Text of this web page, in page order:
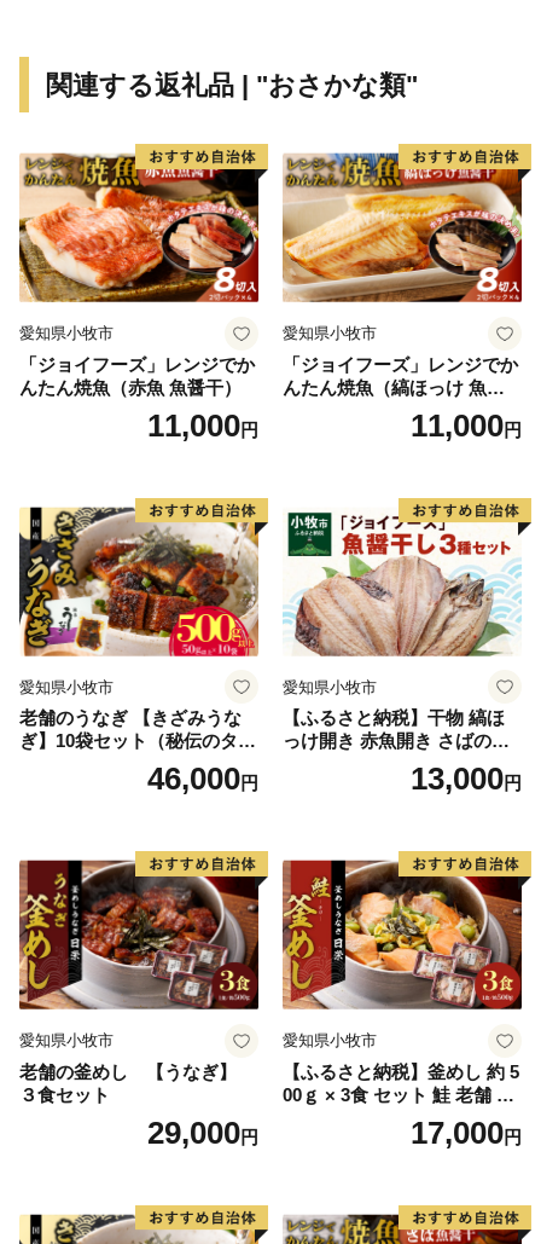
す。未来ある豊浦町の取り組みにご賛同いただき、皆様
関連する返礼品 | "おさかな類"
愛知県小牧市
「ジョイフーズ」レンジでか
んたん焼魚（赤魚 魚醤干）
11,000円
愛知県小牧市
「ジョイフーズ」レンジでか
んたん焼魚（縞ほっけ 魚醤
11,000円
愛知県小牧市
老舗のうなぎ 【きざみうな
ぎ】10袋セット（秘伝のタレ
46,000円
愛知県小牧市
【ふるさと納税】干物 縞ほ
っけ開き 赤魚開き さばの開
き 魚醤干し 3種 セット 詰め
合わせ 魚 おかず 肉厚 おいし
取り寄せグルメ 魚醤 ナンプ
ラー 愛知県 小牧市 冷凍 送料
無料
13,000円
愛知県小牧市
老舗の釜めし 【うなぎ】
３食セット
29,000円
愛知県小牧市
【ふるさと納税】釜めし 約 5
00ｇ × 3食 セット 鮭 老舗 急
速冷凍 レンチン 時短 簡単調
理 食品 加工品 海鮮 手作り
り寄せグルメ 愛知県 小牧市
送料無料
17,000円